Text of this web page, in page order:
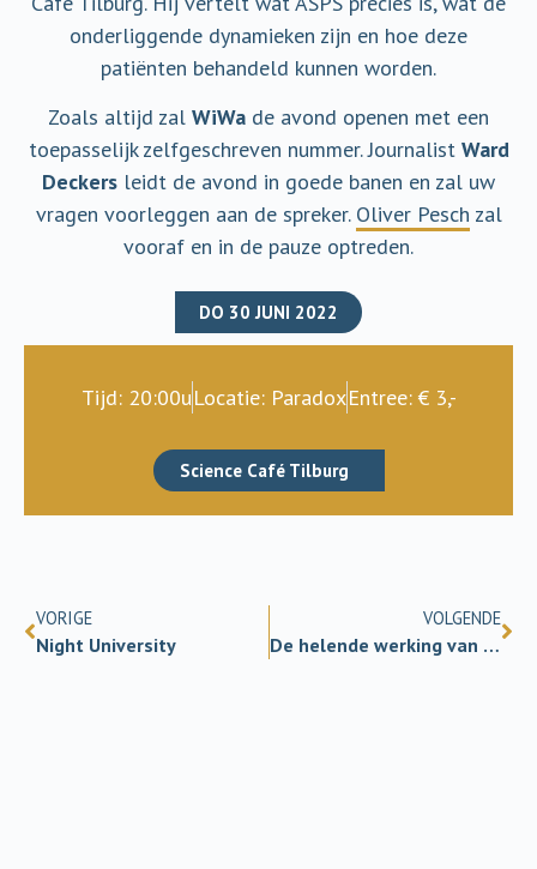
onderliggende dynamieken zijn en hoe deze
patiënten behandeld kunnen worden.
Zoals altijd zal WiWa de avond openen met een
toepasselijk zelfgeschreven nummer. Journalist Ward
Deckers leidt de avond in goede banen en zal uw
vragen voorleggen aan de spreker. Oliver Pesch zal
vooraf en in de pauze optreden.
DO 30 JUNI 2022
Tijd: 20:00uLocatie: ParadoxEntree: € 3,-
Science Café Tilburg
VORIGE
Night University
VOLGENDE
De helende werking van kunst